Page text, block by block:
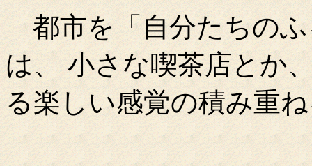
都市を「自分たちの
は、 小さな喫茶店とか
る楽しい感覚の積み重